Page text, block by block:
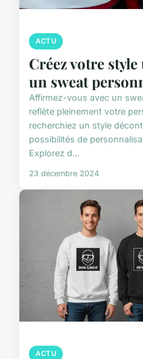
ACTU
Créez votre
un sweat
Affirmez-vous avec un
reflète pleinement votre
recherchiez un style
possibilités de
Explorez d...
23 décembre 2024
ACTU